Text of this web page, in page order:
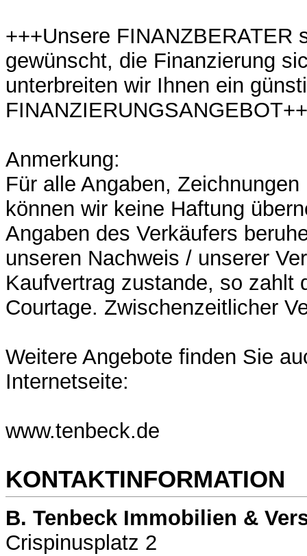
+++Unsere FINANZBERATER
gewünscht, die Finanzierung
unterbreiten wir Ihnen ein
Anmerkung:
Für alle Angaben,
können wir keine Haftung
Angaben des Verkäufers
unseren Nachweis / unserer
Kaufvertrag zustande, so zahlt
Courtage. Zwischenzeitlicher
Weitere Angebote finden Sie
Internetseite:
www.tenbeck.de
KONTAKTINFORMATION
B. Tenbeck Immobilien &
Crispinusplatz 2